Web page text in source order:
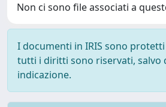
Non ci sono file associati a
I documenti in IRIS sono
tutti i diritti sono riservati, salvo
indicazione.